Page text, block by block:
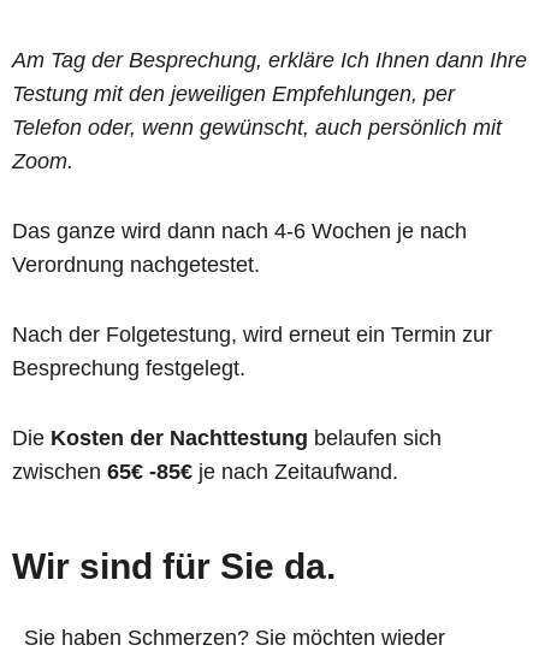
Am Tag der Besprechung, erkläre Ich Ihnen dann Ihre
Testung mit den jeweiligen Empfehlungen, per
Telefon oder, wenn gewünscht, auch persönlich mit
Zoom.
Das ganze wird dann nach 4-6 Wochen je nach
Verordnung nachgetestet.
Nach der Folgetestung, wird erneut ein Termin zur
Besprechung festgelegt.
Die Kosten der Nachttestung belaufen sich
zwischen 65€ -85€ je nach Zeitaufwand.
Wir sind für Sie da.
Sie haben Schmerzen? Sie möchten wieder